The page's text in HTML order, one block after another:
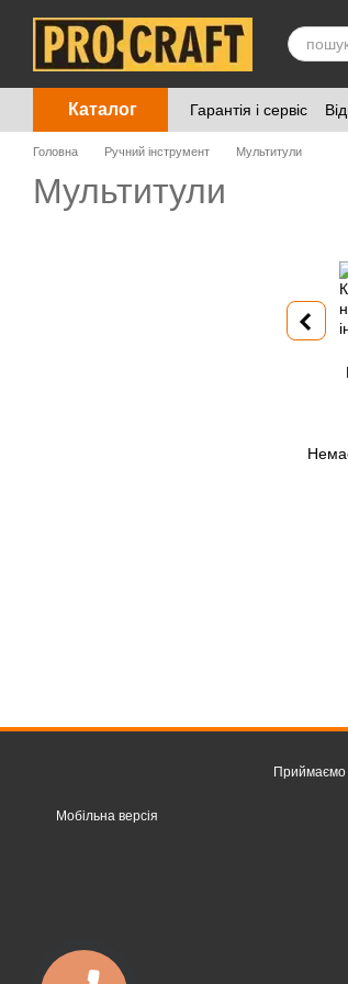
Перейти до основного контенту
Каталог Гарантія і сервіс
Головна Ручний інструмент Мультитули
Мультитули
Мобільна версія
Приймаємо